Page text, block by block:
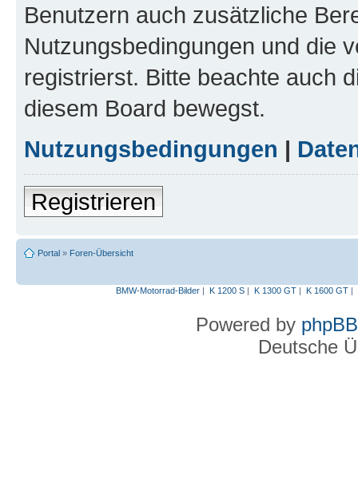
Benutzern auch zusätzliche
Nutzungsbedingungen und die
registrierst. Bitte beachte auch
diesem Board bewegst.
Nutzungsbedingungen |
Registrieren
Portal » Foren-Übersicht
BMW-Motorrad-Bilder| K 1200 S| K 1300 GT| K 1600 GT|
Powered by phpBB
Deutsche